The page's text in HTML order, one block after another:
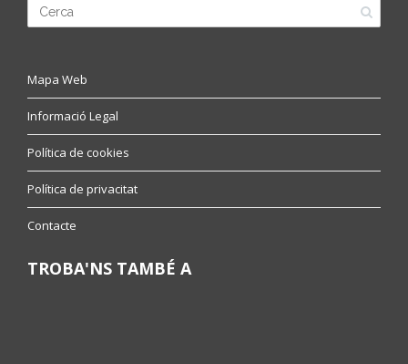
Mapa Web
Informació Legal
Política de cookies
Política de privacitat
Contacte
TROBA'NS TAMBÉ A